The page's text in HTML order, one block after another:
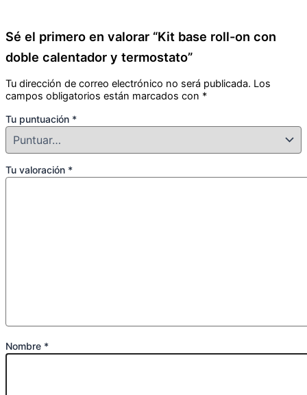
Sé el primero en valorar “Kit base roll-on con
doble calentador y termostato”
Tu dirección de correo electrónico no será publicada. Los
campos obligatorios están marcados con *
Tu puntuación *
Tu valoración *
Nombre *